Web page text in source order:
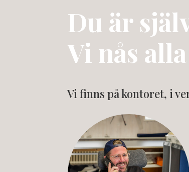
Du är
Vi nås
Vi finns på kontoret, i